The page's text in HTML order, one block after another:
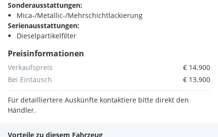
Sonderausstattungen:
Mica-/Metallic-/Mehrschichtlackierung
Serienausstattungen:
Dieselpartikelfilter
Fahrersitz höhenverstellbar
Gepäckraumbeleuchtung
Türgriffe in Wagenfarbe
Kopfstützen hinten, höhenverstellbar
Anti-Scheibenbeschlagsfunktion
Preisinformationen
Verkaufspreis
€ 14.900
Bei Eintausch
€ 13.900
Für detailliertere Auskünfte kontaktiere bitte direkt den
Händler.
Vorteile zu diesem Fahrzeug